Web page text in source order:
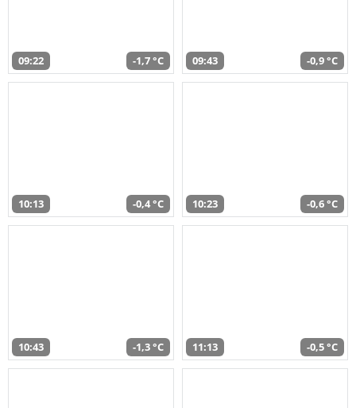
09:22 -1,7 °C 09:43 -0,9 °C
10:13 -0,4 °C 10:23 -0,6 °C
10:43 -1,3 °C 11:13 -0,5 °C